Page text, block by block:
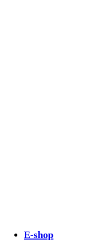
E-shop